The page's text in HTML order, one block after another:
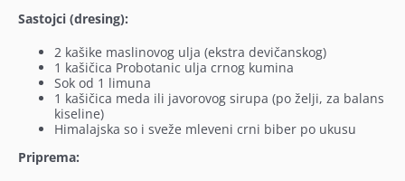
Sastojci (dresing):
2 kašike maslinovog ulja (ekstra devičanskog)
1 kašičica Probotanic ulja crnog kumina
Sok od 1 limuna
1 kašičica meda ili javorovog sirupa (po želji, za balans
kiseline)
Himalajska so i sveže mleveni crni biber po ukusu
Priprema: